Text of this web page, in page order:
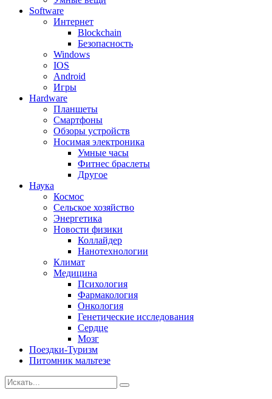
Software
Интернет
Blockchain
Безопасность
Windows
IOS
Android
Игры
Hardware
Планшеты
Смартфоны
Обзоры устройств
Носимая электроника
Умные часы
Фитнес браслеты
Другое
Наука
Космос
Сельское хозяйство
Энергетика
Новости физики
Коллайдер
Нанотехнологии
Климат
Медицина
Психология
Фармакология
Онкология
Генетические исследования
Сердце
Мозг
Поездки-Туризм
Питомник мальтезе